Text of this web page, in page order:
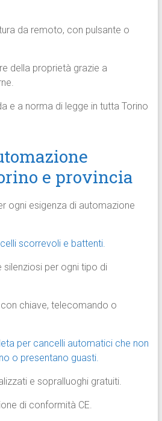
da remoto, con pulsante o
della proprietà grazie a
e a norma di legge in tutta Torino
e provincia
ogni esigenza di automazione
scorrevoli e battenti.
per ogni tipo di
chiave, telecomando o
per cancelli automatici che non
o presentano guasti.
e sopralluoghi gratuiti.
di conformità CE.